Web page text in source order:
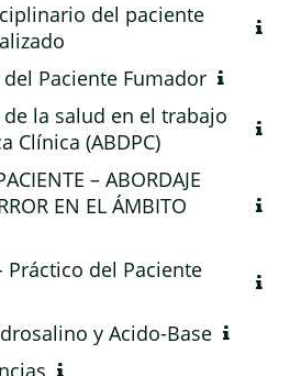
del paciente
Paciente Fumador
la salud en el trabajo
Clínica (ABDPC)
– ABORDAJE
EN EL ÁMBITO
del Paciente
y Acido-Base